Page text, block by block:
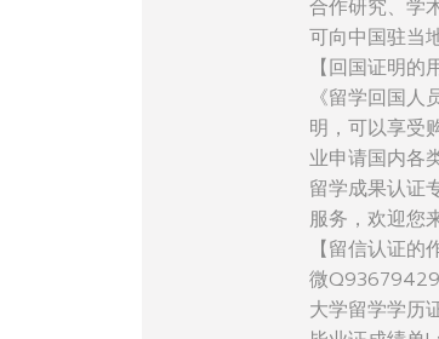
合作研究、学
可向中国驻当
【回国证明的
《留学回国
明，可以享受
业申请国内各
留学成果认证
服务，欢迎您
【留信认证的
微
大学留学学历